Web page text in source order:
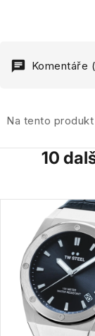
Komentáře
Na tento
10